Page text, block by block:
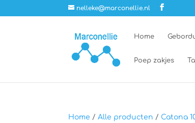
nelleke@marconellie.nl
Home
Poep zakjes
Home /Alle producten / Catona